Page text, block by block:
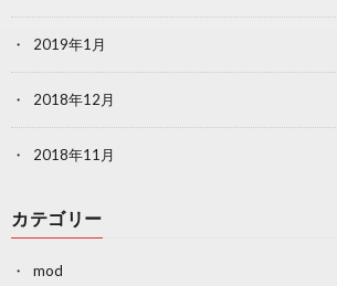
2019年1月
2018年12月
2018年11月
カテゴリー
mod